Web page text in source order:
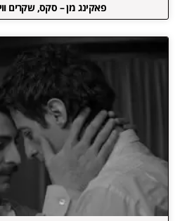
פאקינג מן – סקס, שקרים